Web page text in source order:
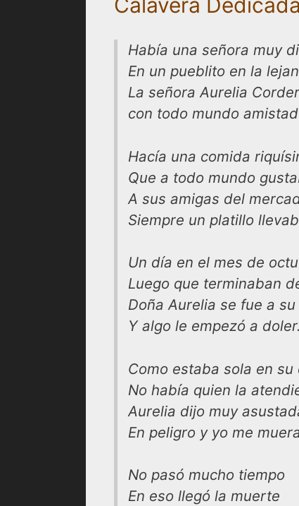
Había una señora muy
En un pueblito en la
La señora Aurelia
con todo mundo
Hacía una comida
Que a todo mundo
A sus amigas del
Siempre un platillo
Un día en el mes de
Luego que terminaban
Doña Aurelia se fue a su
Y algo le empezó a doler.
Como estaba sola en su
No había quien la
Aurelia dijo muy
En peligro y yo me
No pasó mucho tiempo
En eso llegó la muerte